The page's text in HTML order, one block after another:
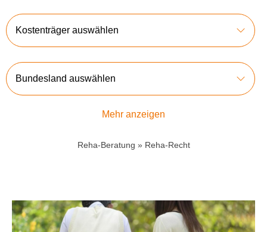
Kostenträger auswählen
Bundesland auswählen
Mehr anzeigen
Reha-Beratung » Reha-Recht